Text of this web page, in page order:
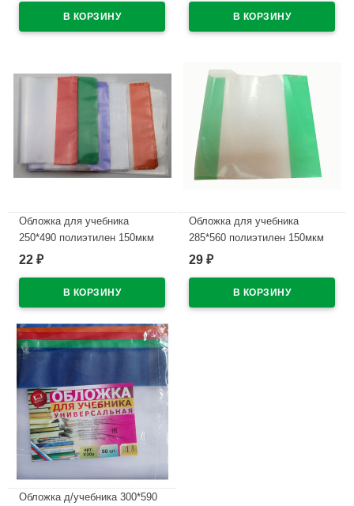
Обложка для учебника
250*490 полиэтилен 150мкм
универсальная М арт У 25
22 ₽
Обложка для учебника
285*560 полиэтилен 150мкм
универсальная М арт У 285
29 ₽
Обложка д/учебника 300*590